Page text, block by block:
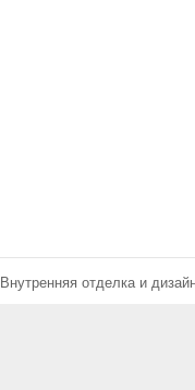
Внутренняя отделка и